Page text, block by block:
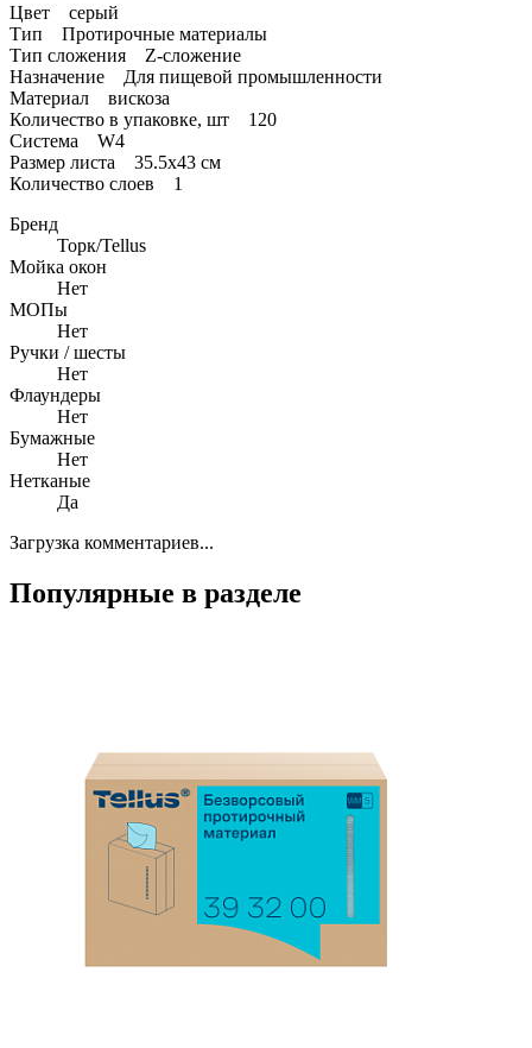
Цвет серый
Тип Протирочные материалы
Тип сложения Z-сложение
Назначение Для пищевой промышленности
Материал вискоза
Количество в упаковке, шт 120
Система W4
Размер листа 35.5х43 см
Количество слоев 1
Бренд
Toрк/Tellus
Мойка окон
Нет
МОПы
Нет
Ручки / шесты
Нет
Флаундеры
Нет
Бумажные
Нет
Нетканые
Да
Загрузка комментариев...
Популярные в разделе